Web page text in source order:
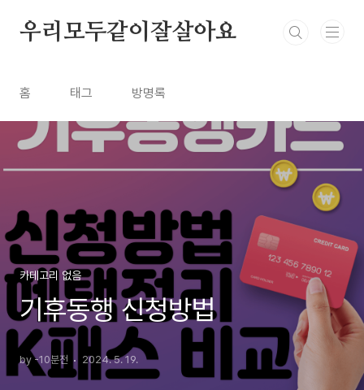
우리모두같이잘살아요
홈 태그 방명록
카테고리 없음
기후동행 신청방법
by -10분전 2024. 5. 19.